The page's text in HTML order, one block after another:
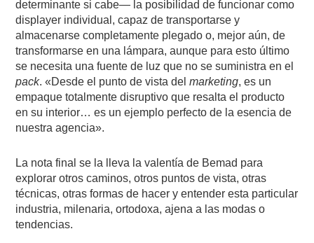
determinante si cabe— la posibilidad de funcionar como
displayer individual, capaz de transportarse y
almacenarse completamente plegado o, mejor aún, de
transformarse en una lámpara, aunque para esto último
se necesita una fuente de luz que no se suministra en el
pack. «Desde el punto de vista delmarketing, es un
empaque totalmente disruptivo que resalta el producto
en su interior… es un ejemplo perfecto de la esencia de
nuestra agencia».
La nota final se la lleva la valentía de Bemad para
explorar otros caminos, otros puntos de vista, otras
técnicas, otras formas de hacer y entender esta particular
industria, milenaria, ortodoxa, ajena a las modas o
tendencias.